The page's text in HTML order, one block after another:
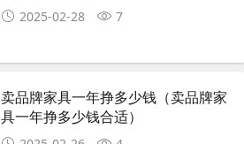
2025-02-28 7
卖品牌家具一年挣多少钱（卖品牌家
具一年挣多少钱合适）